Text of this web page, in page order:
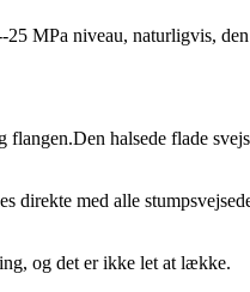
MPa niveau, naturligvis,
halsede flade
direkte med alle
og det er ikke let at lække.